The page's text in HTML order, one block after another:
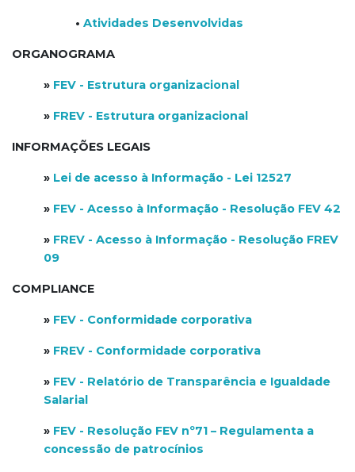
• Atividades Desenvolvidas
ORGANOGRAMA
» FEV - Estrutura organizacional
» FREV - Estrutura organizacional
INFORMAÇÕES LEGAIS
» Lei de acesso à Informação - Lei 12527
» FEV - Acesso à Informação - Resolução FEV 42
» FREV - Acesso à Informação - Resolução FREV
09
COMPLIANCE
» FEV - Conformidade corporativa
» FREV - Conformidade corporativa
» FEV - Relatório de Transparência e Igualdade
Salarial
» FEV - Resolução FEV nº71 – Regulamenta a
concessão de patrocínios